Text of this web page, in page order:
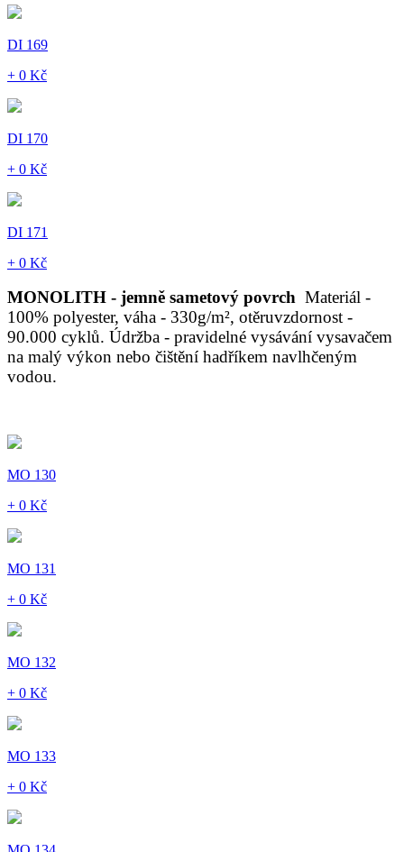
DI 169
+ 0 Kč
DI 170
+ 0 Kč
DI 171
+ 0 Kč
MONOLITH - jemně sametový povrch Materiál -
100% polyester, váha - 330g/m², otěruvzdornost -
90.000 cyklů. Údržba - pravidelné vysávání vysavačem
na malý výkon nebo čištění hadříkem navlhčeným
vodou.
MO 130
+ 0 Kč
MO 131
+ 0 Kč
MO 132
+ 0 Kč
MO 133
+ 0 Kč